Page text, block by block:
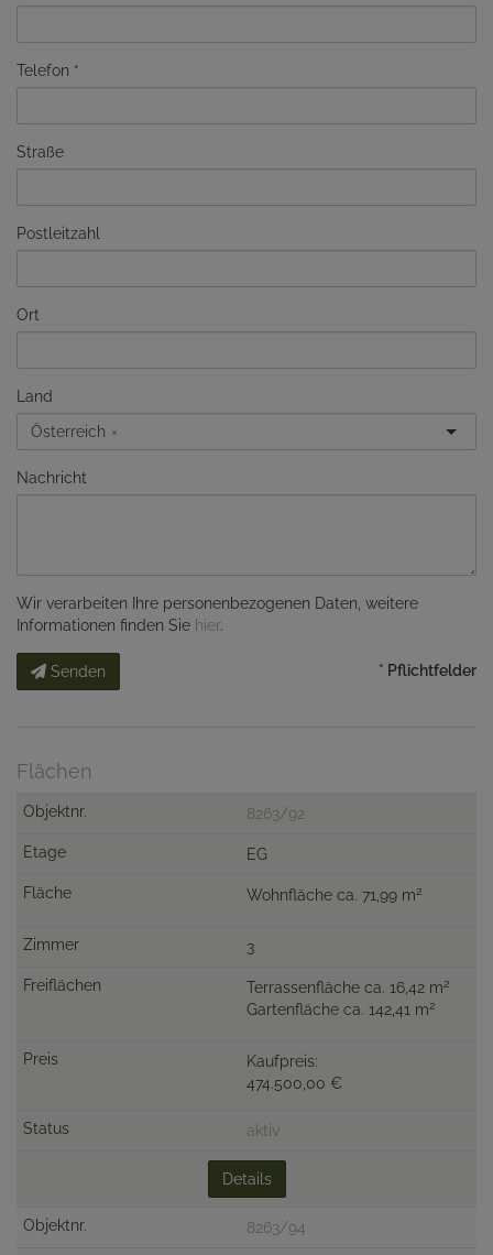
Telefon
Straße
Postleitzahl
Ort
Land
Österreich ×
Nachricht
Wir verarbeiten Ihre personenbezogenen Daten, weitere
Informationen finden Sie hier.
Senden * Pflichtfelder
Flächen
8263/92
EG
Wohnfläche ca. 71,99 m2
3
Terrassenfläche ca. 16,42 m2
Gartenfläche ca. 142,41 m2
Kaufpreis:
474.500,00 €
aktiv
Details
8263/94